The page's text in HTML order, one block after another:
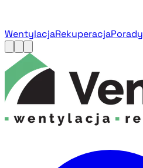
WentylacjaRekuperacjaPorady